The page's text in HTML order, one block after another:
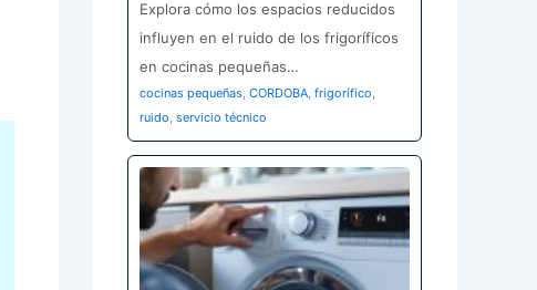
Explora cómo los espacios reducidos
influyen en el ruido de los frigoríficos
en cocinas pequeñas…
cocinas pequeñas, CORDOBA, frigorífico,
ruido, servicio técnico